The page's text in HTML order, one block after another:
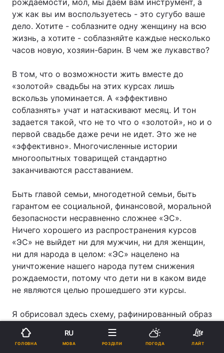
рождаемости, мол, мы даем вам инструмент, а
уж как вы им воспользуетесь - это сугубо ваше
дело. Хотите - соблазните одну женщину на всю
жизнь, а хотите - соблазняйте каждые несколько
часов новую, хозяин-барин. В чем же лукавство?
В том, что о возможности жить вместе до
«золотой» свадьбы на этих курсах лишь
вскользь упоминается. А «эффективно
соблазнять» учат и натаскивают месяц. И тон
задается такой, что не то что о «золотой», но и о
первой свадьбе даже речи не идет. Это же не
«эффективно». Многочисленные истории
многоопытных товарищей стандартно
заканчиваются расставанием.
Быть главой семьи, многодетной семьи, быть
гарантом ее социальной, финансовой, моральной
безопасности несравненно сложнее «ЭС».
Ничего хорошего из распространения курсов
«ЭС» не выйдет ни для мужчин, ни для женщин,
ни для народа в целом: «ЭС» нацелено на
уничтожение нашего народа путем снижения
рождаемости, потому что дети ни в каком виде
не являются целью прошедшего эти курсы.
Я обрисовал здесь схему, рафинированный образ
курсанта «эффективного соблазнения», реальная
жизнь, конечно, сложнее. Люди часто здоровее в
ГОЛОВНА
RU
МОВА РОЗДІЛИ ПОГОДА ЛАЙТ